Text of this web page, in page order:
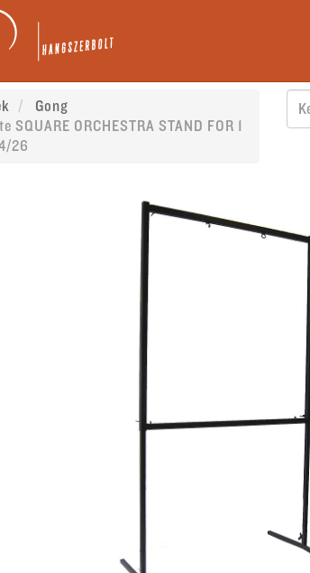
Gong
SQUARE ORCHESTRA STAND FOR 1
26